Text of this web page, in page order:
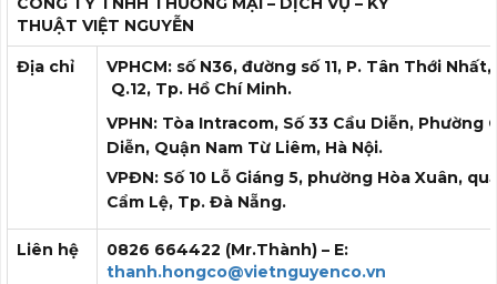
THUẬT VIỆT NGUYỄN
Địa chỉ
VPHCM: số N36, đường số 11, P. Tân Thới Nhất,
Q.12, Tp. Hồ Chí Minh.
VPHN: Tòa Intracom, Số 33 Cầu Diễn, Phường
Diễn, Quận Nam Từ Liêm, Hà Nội.
VPĐN: Số 10 Lỗ Giáng 5, phường Hòa Xuân,
Cẩm Lệ, Tp. Đà Nẵng.
Liên hệ
0826 664422 (Mr.Thành) – E:
thanh.hongco@vietnguyenco.vn